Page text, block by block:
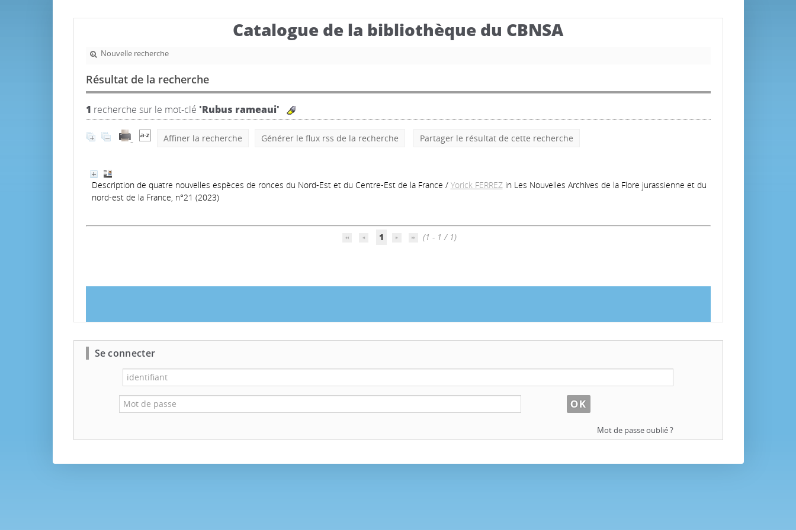
Catalogue de la bibliothèque du CBNSA
Nouvelle recherche
Résultat de la recherche
1 recherche sur le mot-clé 'Rubus rameaui'
Affiner la recherche Générer le flux rss de la recherche Partager le résultat de cette recherche
Description de quatre nouvelles espèces de ronces du Nord-Est et du Centre-Est de la France / Yorick FERREZ in Les Nouvelles Archives de la Flore jurassienne et du
nord-est de la France, n°21 (2023)
1 (1 - 1 / 1)
Se connecter
Mot de passe oublié ?